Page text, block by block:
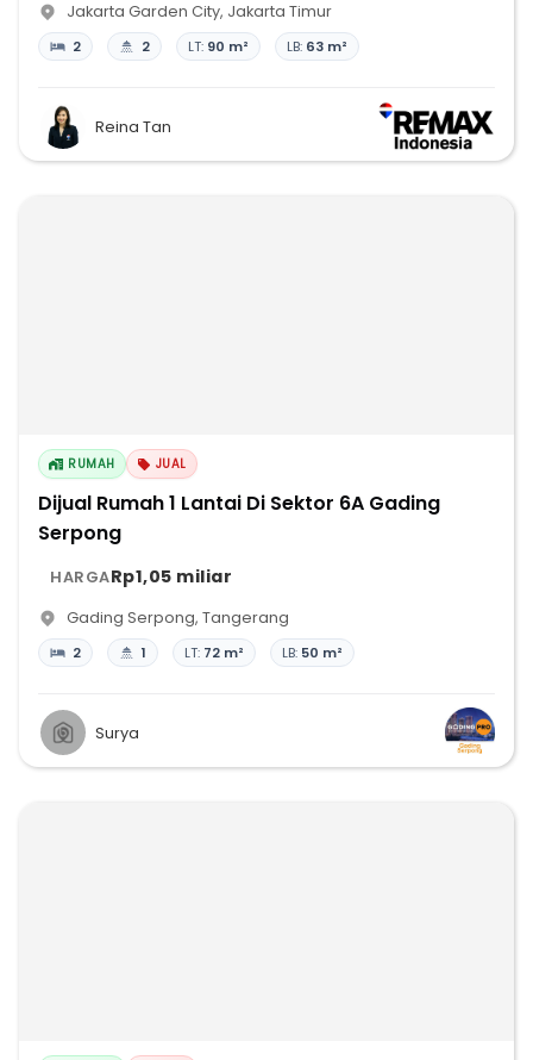
Jakarta Garden City, Jakarta Timur
2 2 LT: 90 m² LB: 63 m²
Reina Tan
RUMAH JUAL
Dijual Rumah 1 Lantai Di Sektor 6A Gading
Serpong
HARGARp1,05 miliar
Gading Serpong, Tangerang
2 1 LT: 72 m² LB: 50 m²
Surya